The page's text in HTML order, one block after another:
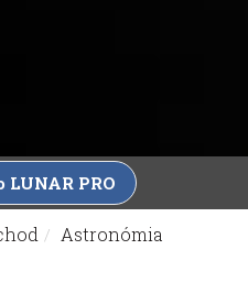
PRO
Astronómia